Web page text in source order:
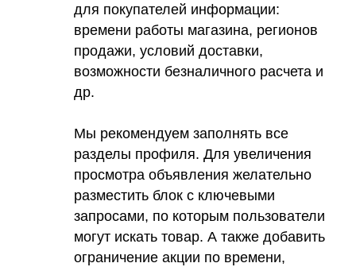
для покупателей информации:
времени работы магазина, регионов
продажи, условий доставки,
возможности безналичного расчета и
др.
Мы рекомендуем заполнять все
разделы профиля. Для увеличения
просмотра объявления желательно
разместить блок с ключевыми
запросами, по которым пользователи
могут искать товар. А также добавить
ограничение акции по времени,